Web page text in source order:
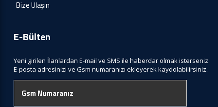
Bize Ulaşın
E-Bülten
Yeni girilen İlanlardan E-mail ve SMS ile haberdar olmak isterseniz
E-posta adresinizi ve Gsm numaranızı ekleyerek kaydolabilirsiniz.